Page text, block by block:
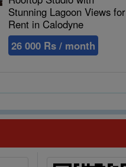
Stunning Lagoon Views for
Rent in Calodyne
26 000 Rs / month